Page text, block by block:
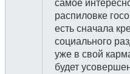
самое
распиловке
есть сначала
социального
уже в свой
будет